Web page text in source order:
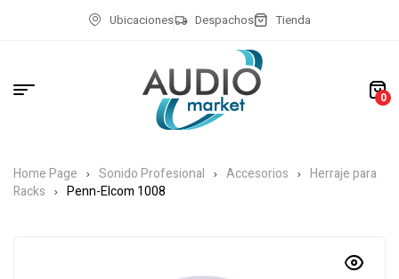
Ubicaciones Despachos Tienda
0
Home Page Sonido Profesional Accesorios
Herraje para
Racks
Penn-Elcom 1008